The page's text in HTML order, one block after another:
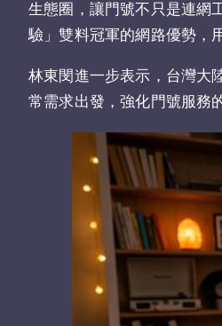
生態圈，讓門號不只是連網
驗」雙料冠軍的網路優勢，
林東閔進一步表示，台灣大
常需求出發，強化門號服務